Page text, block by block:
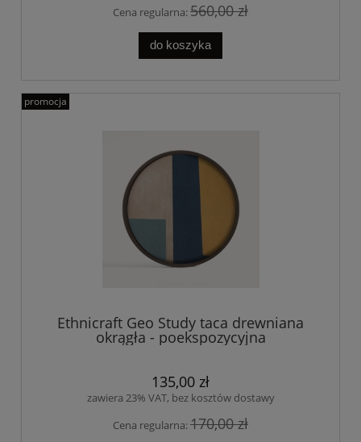
Cena regularna:560,00 zł
do koszyka
Ethnicraft Geo Study taca drewniana
okrągła - poekspozycyjna
135,00 zł
zawiera 23% VAT, bez kosztów dostawy
Cena regularna:170,00 zł
promocja